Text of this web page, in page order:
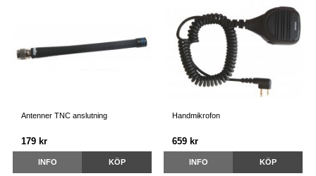
Antenner TNC anslutning
179 kr
INFO KÖP
Handmikrofon
659 kr
INFO KÖP